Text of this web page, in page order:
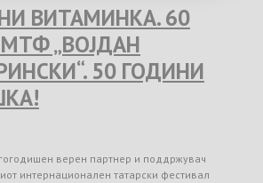
ВИТАМИНКА. 60
„ВОЈДАН
50 ГОДИНИ
верен партнер и поддржувач
интернационален татарски фестивал